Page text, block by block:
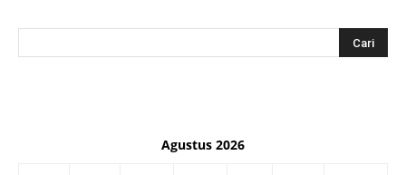
Agustus 2026